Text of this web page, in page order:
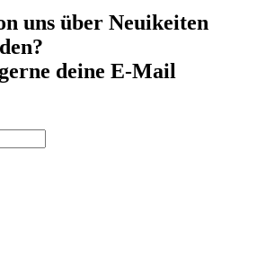
uns über Neuikeiten
deine E-Mail